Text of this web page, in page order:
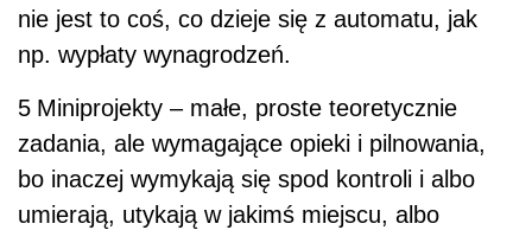
nie jest to coś, co dzieje się z automatu, jak
np. wypłaty wynagrodzeń.
5 Miniprojekty – małe, proste teoretycznie
zadania, ale wymagające opieki i pilnowania,
bo inaczej wymykają się spod kontroli i albo
umierają, utykają w jakimś miejscu, albo